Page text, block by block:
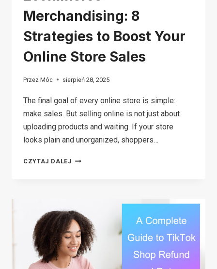
Merchandising: 8
Strategies to Boost Your
Online Store Sales
Przez Móc sierpień 28, 2025
The final goal of every online store is simple:
make sales. But selling online is not just about
uploading products and waiting. If your store
looks plain and unorganized, shoppers…
CZYTAJ DALEJ ECOMMERCE
TO
BOOST
YOUR
ONLINE
STORE